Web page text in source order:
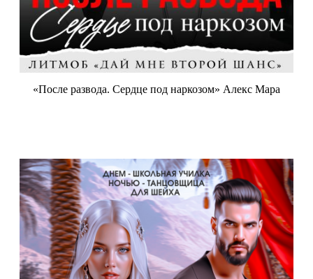
«После развода. Сердце под наркозом» Алекс Мара